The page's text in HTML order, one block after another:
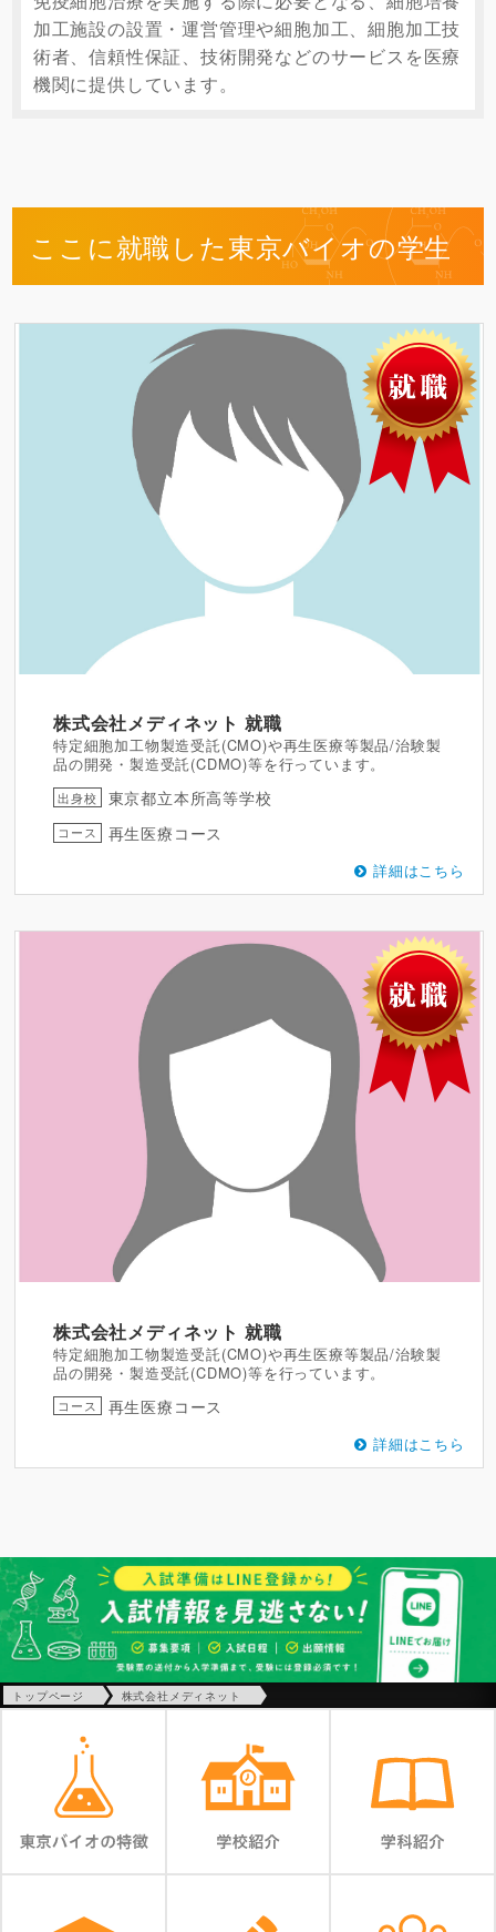
加工施設の設置・運営管理や細胞加工、細胞加工技
術者、信頼性保証、技術開発などのサービスを医療
機関に提供しています。
ここに就職した東京バイオの学生
株式会社メディネット 就職
特定細胞加工物製造受託(CMO)や再生医療等製品/治験製
品の開発・製造受託(CDMO)等を行っています。
出身校 東京都立本所高等学校
コース 再生医療コース
詳細はこちら
株式会社メディネット 就職
特定細胞加工物製造受託(CMO)や再生医療等製品/治験製
品の開発・製造受託(CDMO)等を行っています。
コース 再生医療コース
詳細はこちら
トップページ 株式会社メディネット